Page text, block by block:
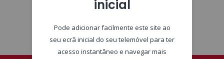
inicial
Pode adicionar facilmente este site ao
seu ecrã inicial do seu telemóvel para ter
acesso instantâneo e navegar mais